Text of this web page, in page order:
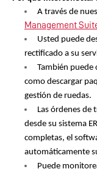
A través de
Management
Usted puede
rectificado a su
También puede
como descargar
gestión de ruedas.
Las órdenes de
desde su sistema
completas, el
automáticamente
Puede